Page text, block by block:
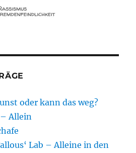
oder kann das weg?
Allein
Lab – Alleine in den